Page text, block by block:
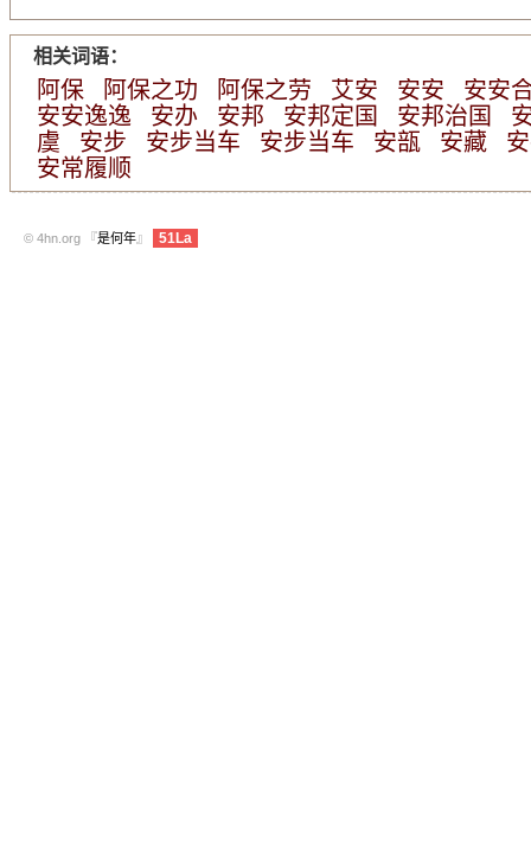
相关词语：
阿保 阿保之功 阿保之劳 艾安 安安
安安
安安逸逸
安办 安邦 安邦定国 安邦治国
虞
安步 安步当车 安步当车 安瓿 安藏
安常履顺
© 4hn.org 『是何年』 51La